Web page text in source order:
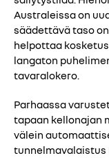
Australeissa on
säädettävä taso
helpottaa
langaton
tavaralokero.
Parhaassa
tapaan kellonajan
välein
tunnelmavalaistus